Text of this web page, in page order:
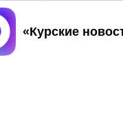
Принять